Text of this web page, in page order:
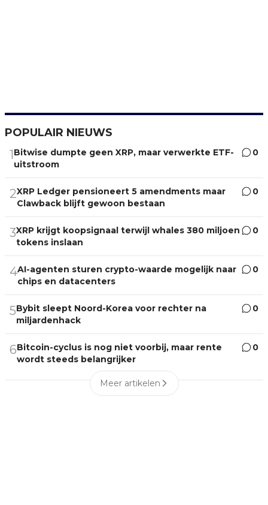
POPULAIR NIEUWS
1Bitwise dumpte geen XRP, maar verwerkte ETF-
uitstroom
0
2XRP Ledger pensioneert 5 amendments maar
Clawback blijft gewoon bestaan
0
3XRP krijgt koopsignaal terwijl whales 380 miljoen
tokens inslaan
0
4AI-agenten sturen crypto-waarde mogelijk naar
chips en datacenters
0
5Bybit sleept Noord-Korea voor rechter na
miljardenhack
0
6Bitcoin-cyclus is nog niet voorbij, maar rente
wordt steeds belangrijker
0
Meer artikelen